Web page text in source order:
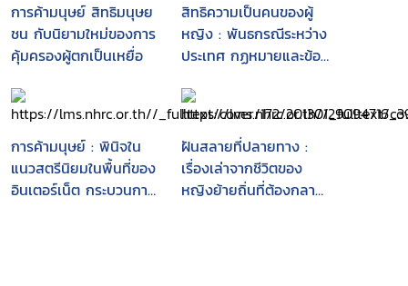
การค้ามนุษย์ สิทธิมนุษย
ชน กับนิยามใหม่ของการ
คุ้มครองผู้ตกเป็นเหยื่อ
สิทธิความเป็นคนของผู้
หญิง : พันธกรณีระหว่าง
ประเทศ กฏหมายและข้อ
การค้ามนุษย์ : พินิจใน
แนวสตรีนิยมในพื้นที่ของ
อินเตอร์เน็ต กระบวนการ
ฝันสลายที่ปลายทาง :
เรื่องเล่าจากชีวิตของ
หญิงย้ายถิ่นที่ต้องกลาย